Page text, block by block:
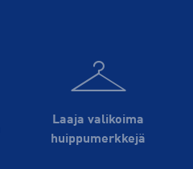
Laaja valikoima
huippu­merkkejä